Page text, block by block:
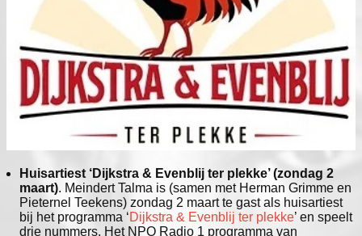
Huisartiest ‘Dijkstra & Evenblij ter plekke’ (zondag 2
maart). Meindert Talma is (samen met Herman Grimme en
Pieternel Teekens) zondag 2 maart te gast als huisartiest
bij het programma ‘Dijkstra & Evenblij ter plekke’ en speelt
drie nummers. Het NPO Radio 1 programma van